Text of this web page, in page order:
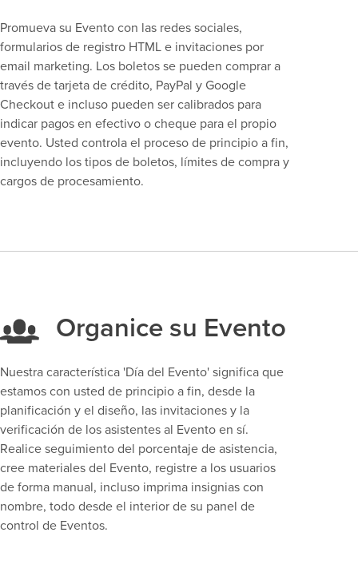
Promueva su Evento con las redes sociales,
formularios de registro HTML e invitaciones por
email marketing. Los boletos se pueden comprar a
través de tarjeta de crédito, PayPal y Google
Checkout e incluso pueden ser calibrados para
indicar pagos en efectivo o cheque para el propio
evento. Usted controla el proceso de principio a fin,
incluyendo los tipos de boletos, límites de compra y
cargos de procesamiento.
Organice su Evento
Nuestra característica 'Día del Evento' significa que
estamos con usted de principio a fin, desde la
planificación y el diseño, las invitaciones y la
verificación de los asistentes al Evento en sí.
Realice seguimiento del porcentaje de asistencia,
cree materiales del Evento, registre a los usuarios
de forma manual, incluso imprima insignias con
nombre, todo desde el interior de su panel de
control de Eventos.